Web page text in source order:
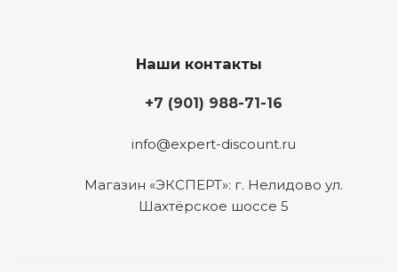
Наши контакты
+7 (901) 988-71-16
info@expert-discount.ru
Магазин «ЭКСПЕРТ»: г. Нелидово ул.
Шахтёрское шоссе 5